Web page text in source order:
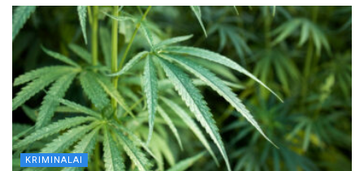
KRIMINALAI